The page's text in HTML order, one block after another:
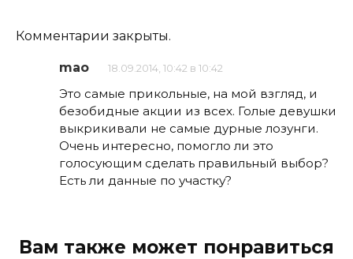
Комментарии закрыты.
mao 18.09.2014, 10:42 в 10:42
Это самые прикольные, на мой взгляд, и
безобидные акции из всех. Голые девушки
выкрикивали не самые дурные лозунги.
Очень интересно, помогло ли это
голосующим сделать правильный выбор?
Есть ли данные по участку?
Вам также может понравиться